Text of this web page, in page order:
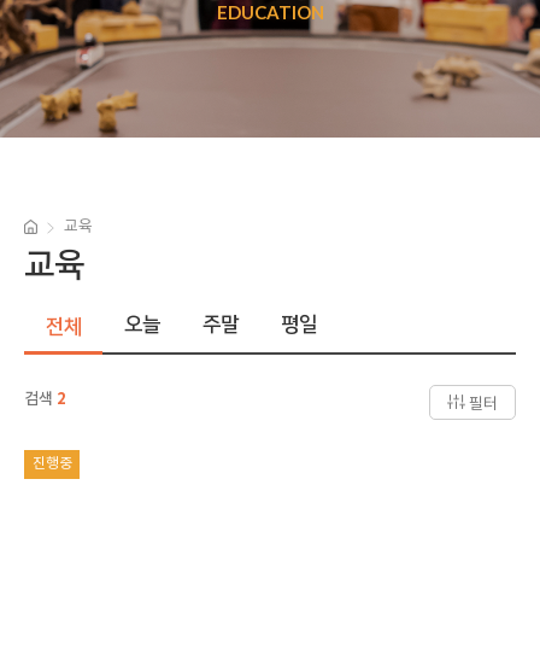
EDUCATION
교육
교육
전체 오늘 주말 평일
검색 2 필터
진행중